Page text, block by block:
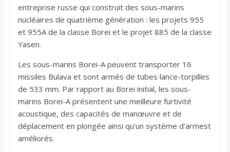
entreprise russe qui construit des sous-marins
nucléaires de quatrième génération : les projets 955
et 955A de la classe Borei et le projet 885 de la classe
Yasen.
Les sous-marins Borei-A peuvent transporter 16
missiles Bulava et sont armés de tubes lance-torpilles
de 533 mm. Par rapport au Borei initial, les sous-
marins Borei-A présentent une meilleure furtivité
acoustique, des capacités de manœuvre et de
déplacement en plongée ainsi qu’un système d’armest
améliorés.